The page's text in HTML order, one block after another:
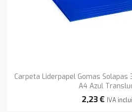
Carpeta Liderpapel Gomas
A4 Azul
2,23 € IVA